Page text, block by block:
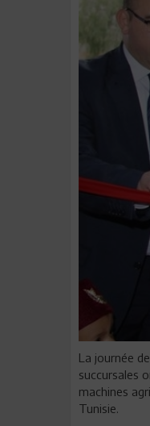
La journée
succursales
machines
Tunisie.